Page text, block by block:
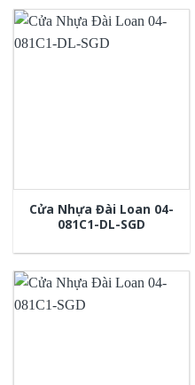
Cửa Nhựa Đài Loan 04-
081C1-DL-SGD